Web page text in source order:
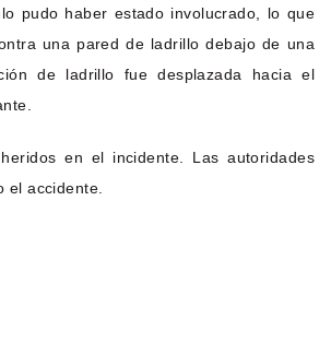
pudo haber estado involucrado, lo que
una pared de ladrillo debajo de una
de ladrillo fue desplazada hacia el
en el incidente. Las autoridades
el accidente.